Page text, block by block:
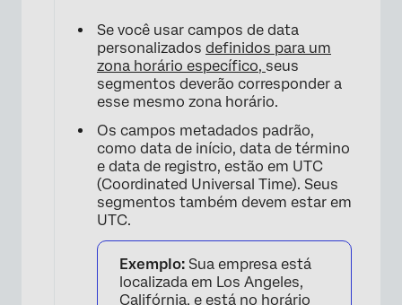
Se você usar campos de data
personalizados definidos para um
zona horário específico, seus
segmentos deverão corresponder a
esse mesmo zona horário.
Os campos metadados padrão,
como data de início, data de término
e data de registro, estão em UTC
(Coordinated Universal Time). Seus
segmentos também devem estar em
UTC.
Exemplo: Sua empresa está
localizada em Los Angeles,
Califórnia, e está no horário